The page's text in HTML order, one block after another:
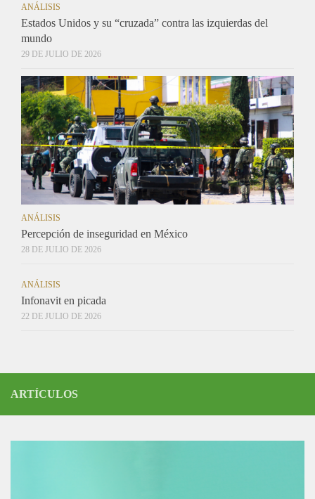
ANÁLISIS
Estados Unidos y su “cruzada” contra las izquierdas del
mundo
29 DE JULIO DE 2026
ANÁLISIS
Percepción de inseguridad en México
28 DE JULIO DE 2026
ANÁLISIS
Infonavit en picada
22 DE JULIO DE 2026
ARTÍCULOS